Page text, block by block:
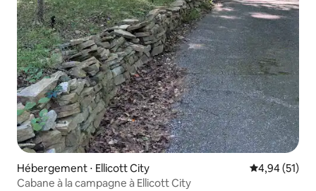
Hébergement ⋅ Ellicott City Évaluation
4,94 (51)
Cabane à la campagne à Ellicott City